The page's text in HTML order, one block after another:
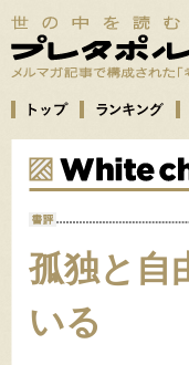
孤独と自
いる